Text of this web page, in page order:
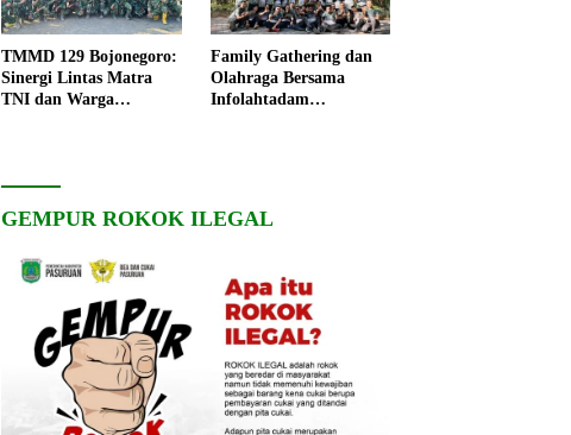
TMMD 129 Bojonegoro:
Sinergi Lintas Matra
TNI dan Warga
Family Gathering dan
Olahraga Bersama
Infolahtadam
GEMPUR ROKOK ILEGAL